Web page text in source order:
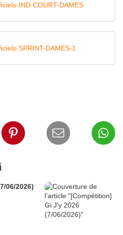
IND-COURT-DAMES
SPRINT-DAMES-1
06/2026)